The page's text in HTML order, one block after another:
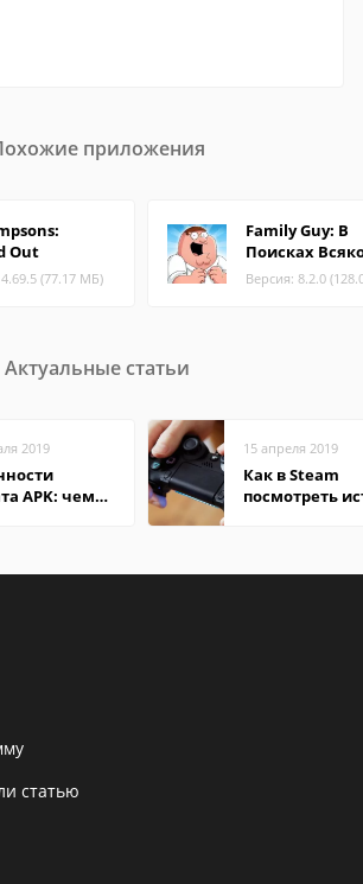
приложения
Out
(77.17 МБ)
Family Guy: В
Поисках
Версия: 8.2.0
Актуальные статьи
2019
APK: чем
15 апреля 2019
Как в Steam
посмотреть
статью